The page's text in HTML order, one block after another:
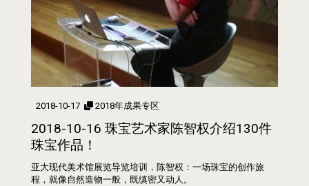
2018-10-17 2018年成果专区
2018-10-16 珠宝艺术家陈智权介绍130件
珠宝作品！
亚大现代美术馆展览导览培训，陈智权：一场珠宝的创作旅
程，就像自然造物一般，既缜密又动人。